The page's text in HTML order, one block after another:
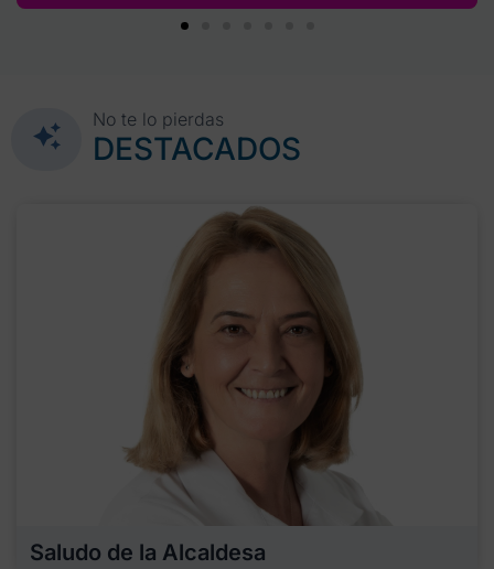
No te lo pierdas
DESTACADOS
Saludo de la Alcaldesa